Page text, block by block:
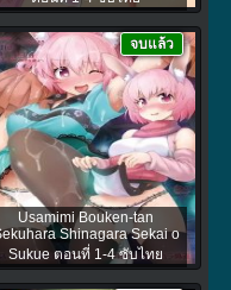
Usamimi Bouken-tan
Shinagara Sekai o
Sukue ตอนที่ 1-4 ซับไทย
จบแล้ว